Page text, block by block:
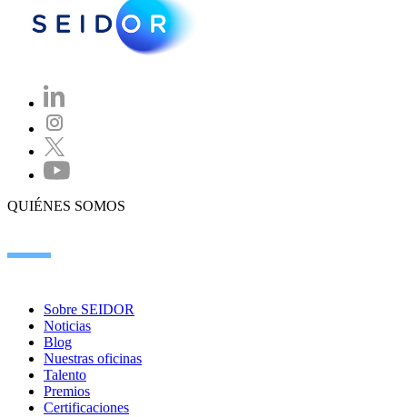
QUIÉNES SOMOS
Sobre SEIDOR
Noticias
Blog
Nuestras oficinas
Talento
Premios
Certificaciones